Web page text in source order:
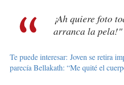
¡Ah quiere foto
arranca la pela!"
Te puede interesar: Joven se retira
parecía Bellakath: “Me quité el